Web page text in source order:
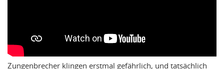
Zungenbrecher klingen erstmal gefährlich, und tatsächlich